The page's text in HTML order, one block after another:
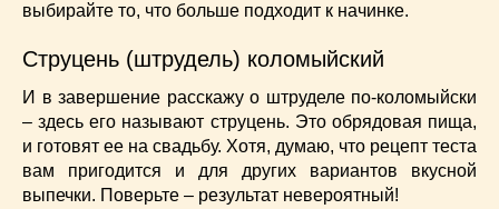
выбирайте то, что больше подходит к начинке.
Струцень (штрудель) коломыйский
И в завершение расскажу о штруделе по-коломыйски
– здесь его называют струцень. Это обрядовая пища,
и готовят ее на свадьбу. Хотя, думаю, что рецепт теста
вам пригодится и для других вариантов вкусной
выпечки. Поверьте – результат невероятный!